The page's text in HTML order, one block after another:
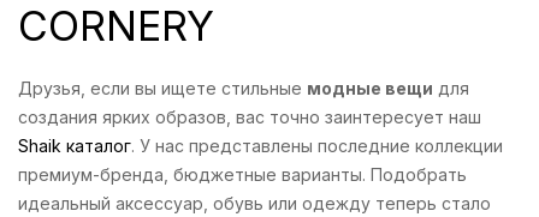
CORNERY
Друзья, если вы ищете стильные модные вещи для
создания ярких образов, вас точно заинтересует наш
Shaik каталог. У нас представлены последние коллекции
премиум-бренда, бюджетные варианты. Подобрать
идеальный аксессуар, обувь или одежду теперь стало